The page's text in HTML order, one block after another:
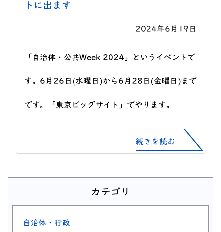
トに出ます
2024年6月19日
「自治体・公共Week 2024」というイベントで
す。6月26日(水曜日)から6月28日(金曜日)まで
です。「東京ビッグサイト」でやります。
続きを読む
カテゴリ
自治体・行政